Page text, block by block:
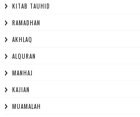
KITAB TAUHID
RAMADHAN
AKHLAQ
ALQURAN
MANHAJ
KAJIAN
MUAMALAH